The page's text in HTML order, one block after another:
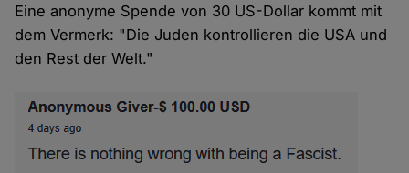
Eine anonyme Spende von 30 US-Dollar kommt mit
dem Vermerk: "Die Juden kontrollieren die USA und
den Rest der Welt."